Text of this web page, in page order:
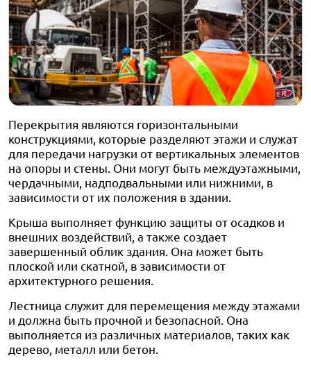
Перекрытия являются горизонтальными
конструкциями, которые разделяют этажи и служат
для передачи нагрузки от вертикальных элементов
на опоры и стены. Они могут быть междуэтажными,
чердачными, надподвальными или нижними, в
зависимости от их положения в здании.
Крыша выполняет функцию защиты от осадков и
внешних воздействий, а также создает
завершенный облик здания. Она может быть
плоской или скатной, в зависимости от
архитектурного решения.
Лестница служит для перемещения между этажами
и должна быть прочной и безопасной. Она
выполняется из различных материалов, таких как
дерево, металл или бетон.